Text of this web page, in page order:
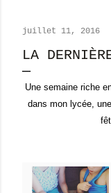
juillet 11, 2016
LA
Une semaine riche
dans mon lycée,